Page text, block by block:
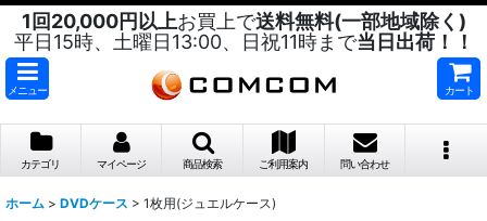
1回20,000円以上お買上で送料無料(一部地域除く)
平日15時、土曜日13:00、日祝11時まで当日出荷！！
メニュー カート
カテゴリ マイページ 商品検索 ご利用案内 問い合わせ
ホーム > DVDケース > 1枚用(ジュエルケース)